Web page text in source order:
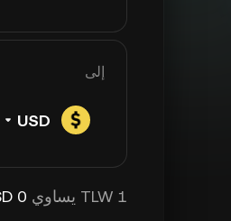
إلى
USD
1 TLW يساوي 0 USD